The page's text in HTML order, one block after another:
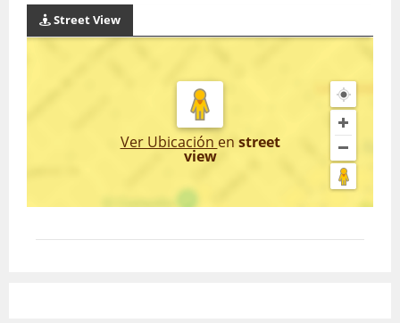
Street View
Ver Ubicación en street
view